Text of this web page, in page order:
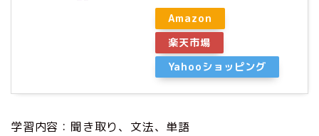
Amazon
楽天市場
Yahooショッピング
学習内容：聞き取り、文法、単語